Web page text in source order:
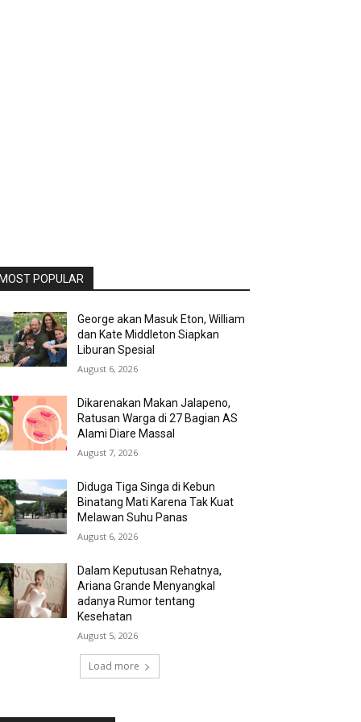
MOST POPULAR
George akan Masuk Eton, William
dan Kate Middleton Siapkan
Liburan Spesial
August 6, 2026
Dikarenakan Makan Jalapeno,
Ratusan Warga di 27 Bagian AS
Alami Diare Massal
August 7, 2026
Diduga Tiga Singa di Kebun
Binatang Mati Karena Tak Kuat
Melawan Suhu Panas
August 6, 2026
Dalam Keputusan Rehatnya,
Ariana Grande Menyangkal
adanya Rumor tentang
Kesehatan
August 5, 2026
Load more